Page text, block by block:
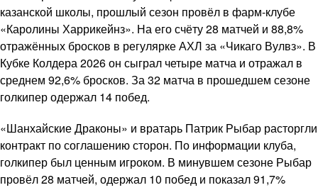
казанской школы, прошлый сезон провёл в фарм-клубе
«Каролины Харрикейнз». На его счёту 28 матчей и 88,8%
отражённых бросков в регулярке АХЛ за «Чикаго Вулвз». В
Кубке Колдера 2026 он сыграл четыре матча и отражал в
среднем 92,6% бросков. За 32 матча в прошедшем сезоне
голкипер одержал 14 побед.
«Шанхайские Драконы» и вратарь Патрик Рыбар расторгли
контракт по соглашению сторон. По информации клуба,
голкипер был ценным игроком. В минувшем сезоне Рыбар
провёл 28 матчей, одержал 10 побед и показал 91,7%